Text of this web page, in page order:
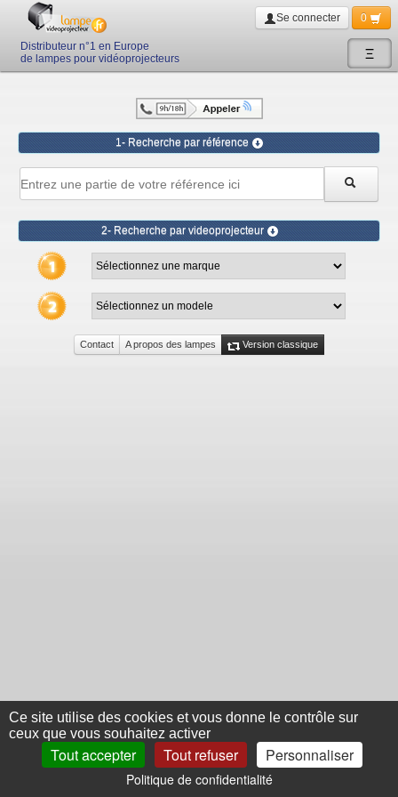
Ξ
Distributeur n°1 en Europe
de lampes pour vidéoprojecteurs
Se connecter 0
1- Recherche par référence
2- Recherche par videoprojecteur
Contact A propos des lampes Version classique
Ce site utilise des cookies et vous donne le contrôle sur
ceux que vous souhaitez activer
Tout accepter Tout refuser Personnaliser
Politique de confidentialité